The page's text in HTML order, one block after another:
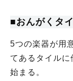
■おんがくタ
5つの楽器が用
てあるタイル
始まる。